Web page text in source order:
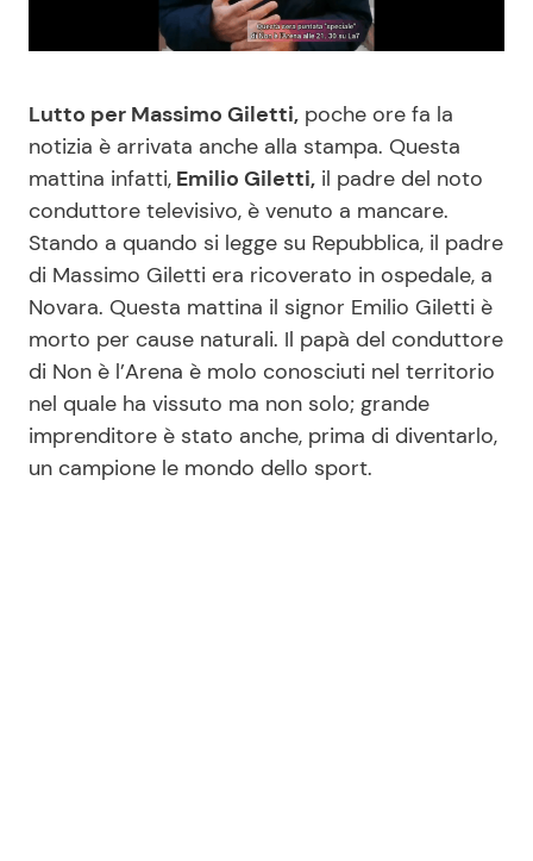
Benessere
Casa
Moda e Style
Mondo Mamma
News benessere
Salute
Viaggi e Turismo
Cucina e Ricette
Consigli di Cucina
Dolci
Le Ricette in TV
Primi Piatti
Ricette Facili e Veloci
Ricette Feste
Lutto per Massimo Giletti, poche ore fa la
notizia è arrivata anche alla stampa. Questa
mattina infatti, Emilio Giletti, il padre del noto
conduttore televisivo, è venuto a mancare.
Stando a quando si legge su Repubblica, il padre
di Massimo Giletti era ricoverato in ospedale, a
Novara. Questa mattina il signor Emilio Giletti è
morto per cause naturali. Il papà del conduttore
di Non è l’Arena è molo conosciuti nel territorio
nel quale ha vissuto ma non solo; grande
imprenditore è stato anche, prima di diventarlo,
un campione le mondo dello sport.